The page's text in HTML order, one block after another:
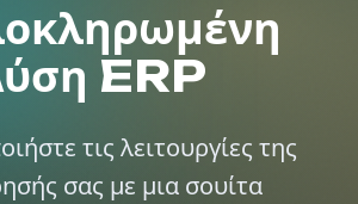
ERP
τις λειτουργίες της
σας με μια σουίτα